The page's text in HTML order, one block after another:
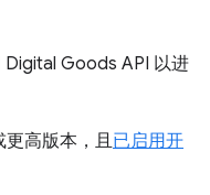
Goods API 以进
高版本，且已启用开